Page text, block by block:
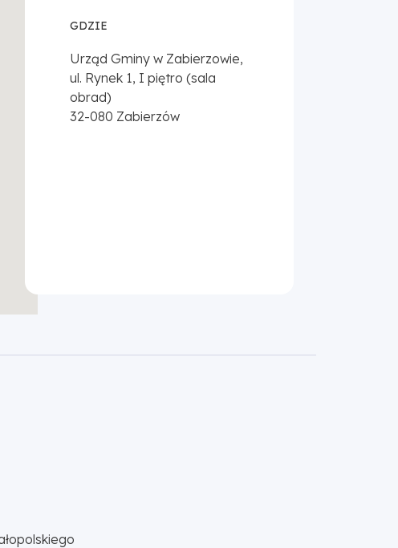
GDZIE
Urząd Gminy w Zabierzowie,
ul. Rynek 1, I piętro (sala
obrad)
32-080 Zabierzów